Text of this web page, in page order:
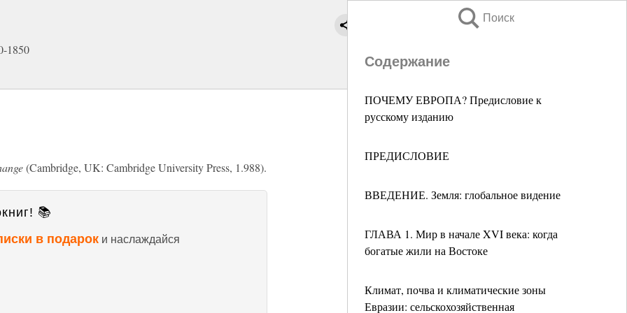
1850
Поиск
Содержание
ПОЧЕМУ ЕВРОПА? Предисловие к
русскому изданию
ПРЕДИСЛОВИЕ
ВВЕДЕНИЕ. Земля: глобальное видение
ГЛАВА 1. Мир в начале XVI века: когда
богатые жили на Востоке
Климат, почва и климатические зоны
Евразии: сельскохозяйственная
(Cambridge, UK: Cambridge University Press, 1.988).
📚
в подарок и наслаждайся